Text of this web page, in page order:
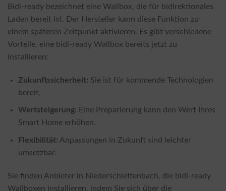
Bidi-ready bezeichnet eine Wallbox, die für bidirektionales
Laden bereit ist. Der Hersteller kann diese Funktion zu
einem späteren Zeitpunkt aktivieren. Es gibt verschiedene
Vorteile, eine bidi-ready Wallbox bereits jetzt zu
installieren:
Zukunftssicherheit: Sie ist für kommende Technologien
bereit.
Wertsteigerung: Eine Preparierung kann den Wert Ihres
Smart Home erhöhen.
Flexibilität: Anpassungen in Zukunft sind leichter
umsetzbar.
Sie finden Anbieter in Niederschlettenbach, die bidi-ready
Wallboxen installieren, indem Sie sich über die